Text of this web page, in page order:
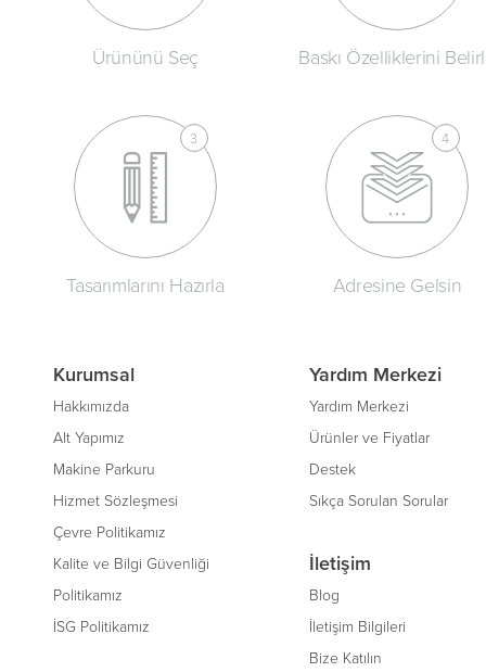
Ürününü Seç Baskı Özelliklerini
Tasarımlarını Hazırla Adresine Gelsin
Kurumsal
Hakkımızda
Alt Yapımız
Makine Parkuru
Hizmet Sözleşmesi
Çevre Politikamız
Kalite ve Bilgi Güvenliği
Politikamız
İSG Politikamız
Yardım Merkezi
Yardım Merkezi
Ürünler ve Fiyatlar
Destek
Sıkça Sorulan Sorular
İletişim
Blog
İletişim Bilgileri
Bize Katılın